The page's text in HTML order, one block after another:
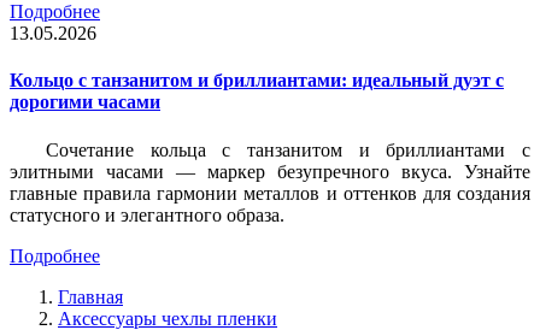
Подробнее
13.05.2026
Кольцо с танзанитом и бриллиантами: идеальный дуэт с
дорогими часами
Сочетание кольца с танзанитом и бриллиантами с
элитными часами — маркер безупречного вкуса. Узнайте
главные правила гармонии металлов и оттенков для создания
статусного и элегантного образа.
Подробнее
Главная
Аксессуары чехлы пленки